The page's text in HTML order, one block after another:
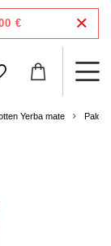
€
Yerba mate Palo